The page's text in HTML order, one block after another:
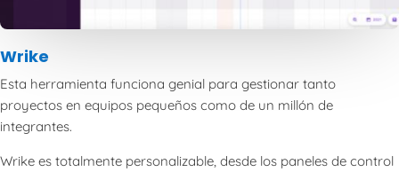
Wrike
Esta herramienta funciona genial para gestionar tanto
proyectos en equipos pequeños como de un millón de
integrantes.
Wrike es totalmente personalizable, desde los paneles de control